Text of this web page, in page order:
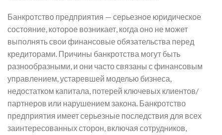
Банкротство предприятия — серьезное юридическое
состояние, которое возникает, когда оно не может
выполнять свои финансовые обязательства перед
кредиторами. Причины банкротства могут быть
разнообразными, и они часто связаны с финансовым
управлением, устаревшей моделью бизнеса,
недостатком капитала, потерей ключевых клиентов/
партнеров или нарушением закона. Банкротство
предприятия имеет серьезные последствия для всех
заинтересованных сторон, включая сотрудников,